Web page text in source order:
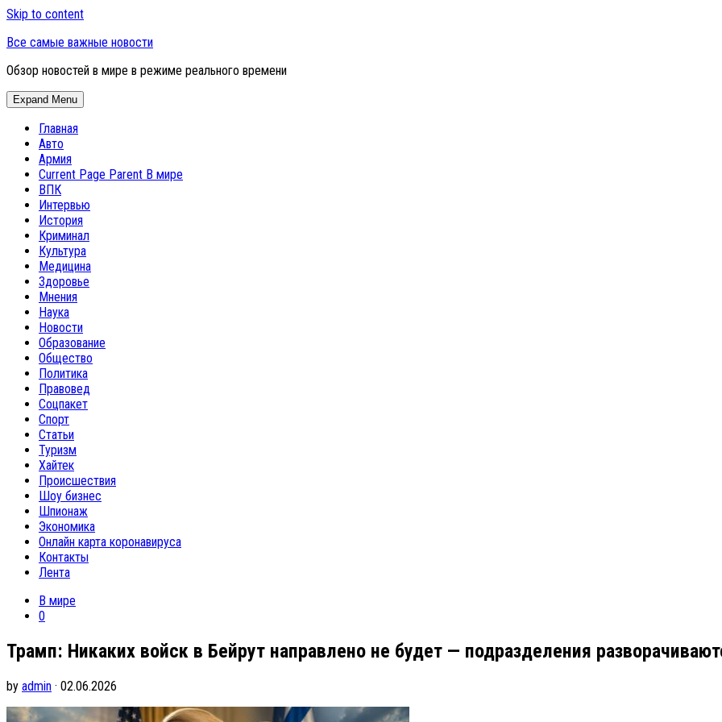
Skip to content
Все самые важные новости
Обзор новостей в мире в режиме реального времени
Expand Menu
Главная
Авто
Армия
Current Page Parent В мире
ВПК
Интервью
История
Криминал
Культура
Медицина
Здоровье
Мнения
Наука
Новости
Образование
Общество
Политика
Правовед
Соцпакет
Спорт
Статьи
Туризм
Хайтек
Происшествия
Шоу бизнес
Шпионаж
Экономика
Онлайн карта коронавируса
Контакты
Лента
В мире
0
Трамп: Никаких войск в Бейрут направлено не будет — подразделения
by admin · 02.06.2026